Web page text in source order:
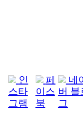
인
스타
그램
페
이스
북
네
버 블
그